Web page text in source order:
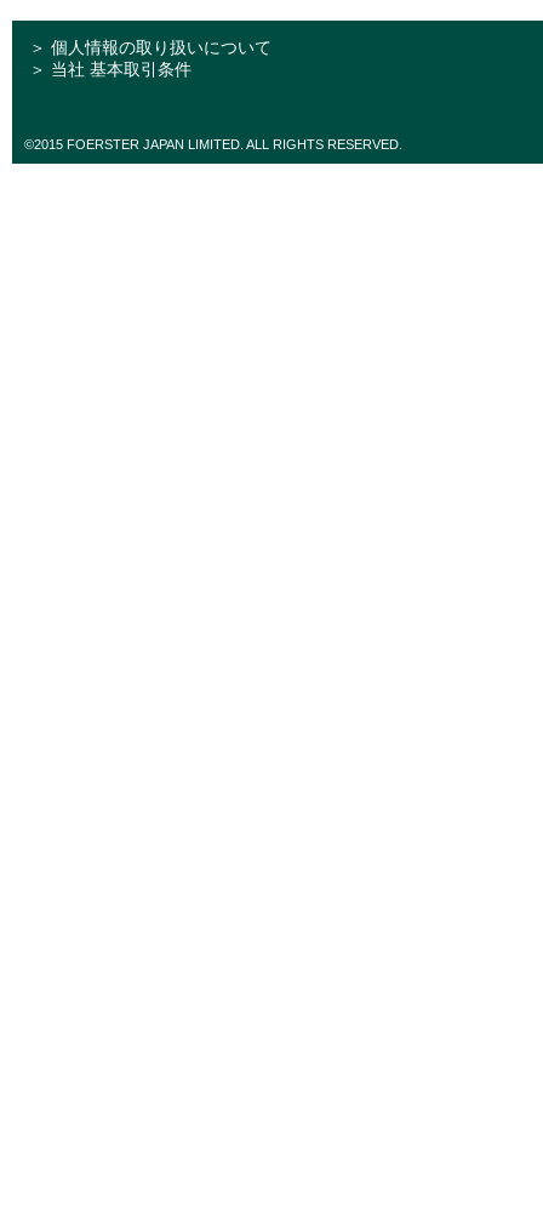
＞ 個人情報の取り扱いについて
＞ 当社 基本取引条件
©2015 FOERSTER JAPAN LIMITED. ALL RIGHTS RESERVED.